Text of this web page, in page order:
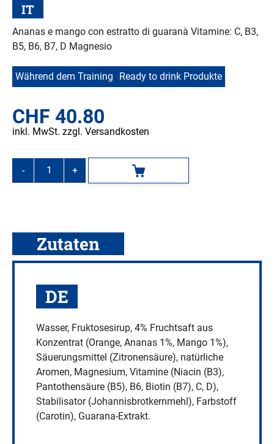
IT
Ananas e mango con estratto di guaranà Vitamine: C, B3,
B5, B6, B7, D Magnesio
Während dem Training Ready to drink Produkte
CHF 40.80
inkl. MwSt. zzgl. Versandkosten
-
Mango,
12
x
+ In den Warenkorb
Zutaten
DE
Wasser, Fruktosesirup, 4% Fruchtsaft aus
Konzentrat (Orange, Ananas 1%, Mango 1%),
Säuerungsmittel (Zitronensäure), natürliche
Aromen, Magnesium, Vitamine (Niacin (B3),
Pantothensäure (B5), B6, Biotin (B7), C, D),
Stabilisator (Johannisbrotkernmehl), Farbstoff
(Carotin), Guarana-Extrakt.